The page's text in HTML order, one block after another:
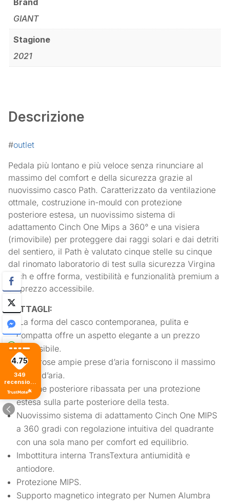
Brand
GIANT
Stagione
2021
Descrizione
#outlet
Pedala più lontano e più veloce senza rinunciare al
massimo del comfort e della sicurezza grazie al
nuovissimo casco Path. Caratterizzato da ventilazione
ottmale, costruzione in-mould con protezione
posteriore estesa, un nuovissimo sistema di
adattamento Cinch One Mips a 360° e una visiera
(rimovibile) per proteggere dai raggi solari e dai detriti
del sentiero, il Path è valutato cinque stelle su cinque
dal rinomato laboratorio di test sulla sicurezza Virgina
Tech e offre forma, vestibilità e funzionalità premium a
un prezzo accessibile.
DETTAGLI:
La forma del casco contemporanea, pulita e
compatta offre un aspetto elegante a un prezzo
accessibile.
Numerose ampie prese d’aria forniscono il massimo
flusso d’aria.
Sezione posteriore ribassata per una protezione
estesa sulla parte posteriore della testa.
Nuovissimo sistema di adattamento Cinch One MIPS
a 360 gradi con regolazione intuitiva del quadrante
con una sola mano per comfort ed equilibrio.
Imbottitura interna TransTextura antiumidità e
antiodore.
Protezione MIPS.
Supporto magnetico integrato per Numen Alumbra
4.75
349
recensioni
di tutti i